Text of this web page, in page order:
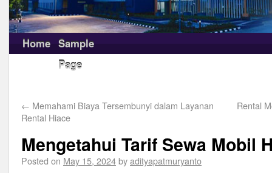
Home Sample
Page
← Memahami Biaya Tersembunyi dalam Layanan
Rental Hiace
Rental
Mengetahui Tarif Sewa Mobil
Posted on May 15, 2024byadityapatmuryanto